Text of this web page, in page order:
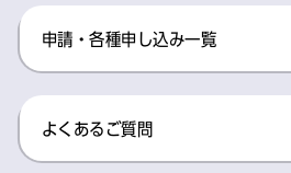
申請・各種申し込み一覧​
よくあるご質問​